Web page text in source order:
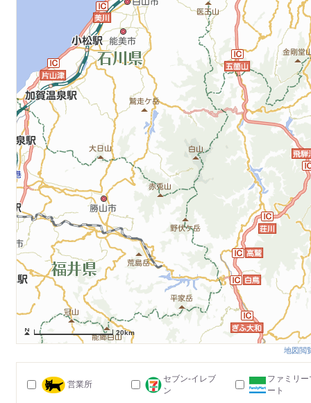
20km
地図閲
営業所
セブン-イレブ
ン
ファミリー
ート